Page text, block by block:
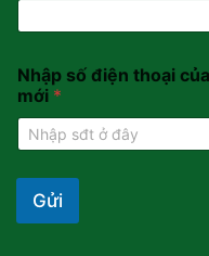
Nhập số điện thoại
mới *
Gửi